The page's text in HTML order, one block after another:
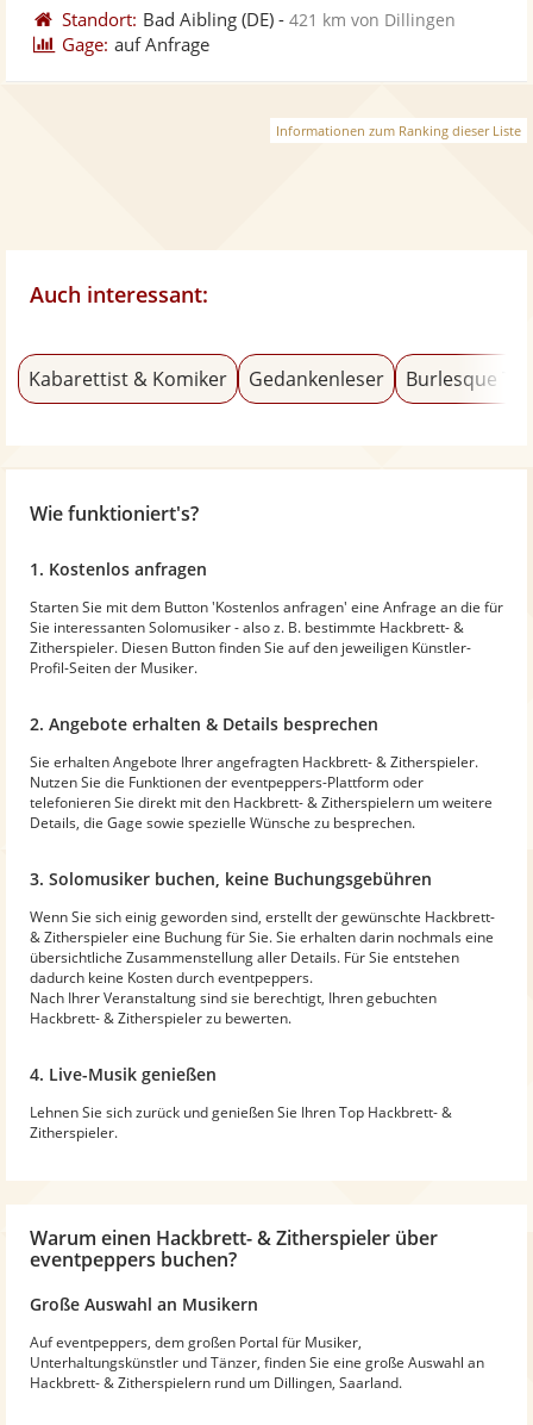
Standort: Bad Aibling (DE) -421 km von Dillingen
Gage: auf Anfrage
Informationen zum Ranking dieser Liste
Auch interessant:
Kabarettist & Komiker Gedankenleser Burlesque
Wie funktioniert's?
1. Kostenlos anfragen
Starten Sie mit dem Button 'Kostenlos anfragen' eine Anfrage an die für
Sie interessanten Solomusiker - also z. B. bestimmte Hackbrett- &
Zitherspieler. Diesen Button finden Sie auf den jeweiligen Künstler-
Profil-Seiten der Musiker.
2. Angebote erhalten & Details besprechen
Sie erhalten Angebote Ihrer angefragten Hackbrett- & Zitherspieler.
Nutzen Sie die Funktionen der eventpeppers-Plattform oder
telefonieren Sie direkt mit den Hackbrett- & Zitherspielern um weitere
Details, die Gage sowie spezielle Wünsche zu besprechen.
3. Solomusiker buchen, keine Buchungsgebühren
Wenn Sie sich einig geworden sind, erstellt der gewünschte Hackbrett-
& Zitherspieler eine Buchung für Sie. Sie erhalten darin nochmals eine
übersichtliche Zusammenstellung aller Details. Für Sie entstehen
dadurch keine Kosten durch eventpeppers.
Nach Ihrer Veranstaltung sind sie berechtigt, Ihren gebuchten
Hackbrett- & Zitherspieler zu bewerten.
4. Live-Musik genießen
Lehnen Sie sich zurück und genießen Sie Ihren Top Hackbrett- &
Zitherspieler.
Warum einen Hackbrett- & Zitherspieler über
eventpeppers buchen?
Große Auswahl an Musikern
Auf eventpeppers, dem großen Portal für Musiker,
Unterhaltungskünstler und Tänzer, finden Sie eine große Auswahl an
Hackbrett- & Zitherspielern rund um Dillingen, Saarland.